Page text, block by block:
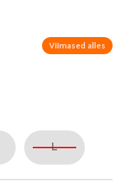
Viimased alles
L